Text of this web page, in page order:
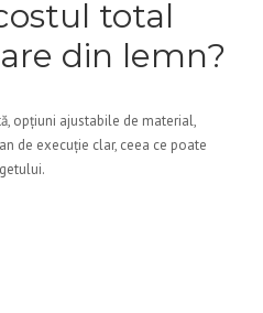
total
din lemn?
opțiuni ajustabile de material,
de execuție clar, ceea ce poate